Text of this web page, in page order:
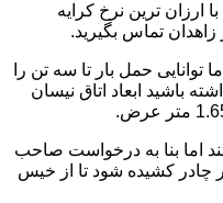
ارزان ترین نرخ کرایه
زاهدان تماس بگیرید.
2 تن است اما توانایی حمل بار تا سه تن را
باشید ابعاد اتاق نیسان
اما بنا به درخواست صاحب
چادر کشیده شود تا از خیس